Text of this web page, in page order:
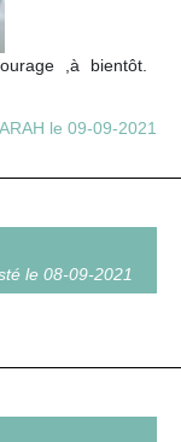
,à bientôt.
le 09-09-2021
le 08-09-2021